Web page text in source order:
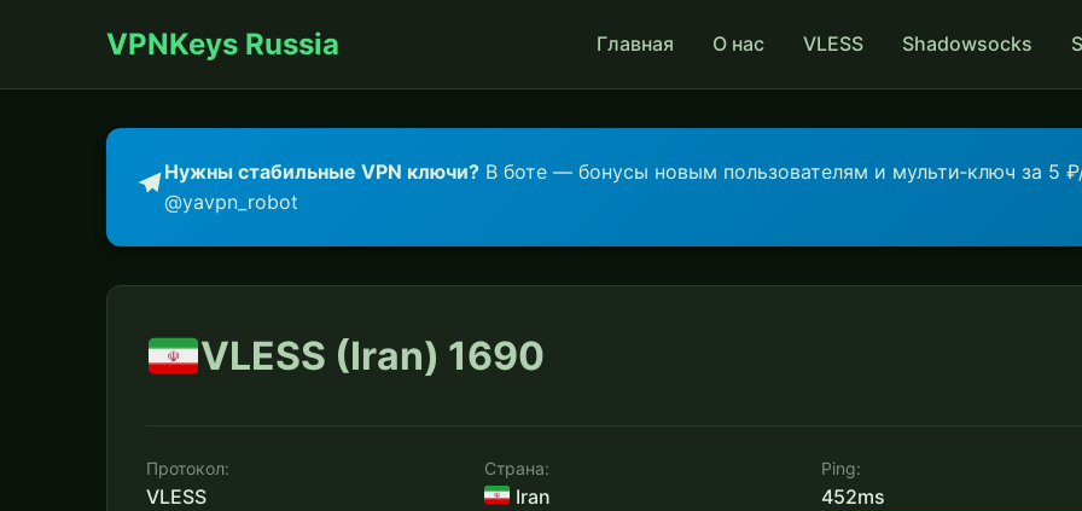
VPNKeys Russia Главная О нас VLESS Shadowsocks
Нужны стабильные VPN ключи? В боте — бонусы новым пользователям и мульти‑ключ за 5
@yavpn_robot
VLESS (Iran) 1690
Протокол:
VLESS
Страна:
Iran
Ping:
452ms